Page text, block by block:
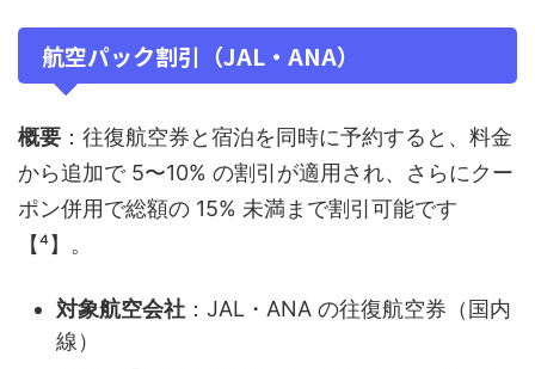
航空パック割引（JAL・ANA）
概要 ：往復航空券と宿泊を同時に予約すると、料金
から追加で 5〜10% の割引が適用され、さらにクー
ポン併用で総額の 15% 未満まで割引可能です
【⁴】。
対象航空会社 ：JAL・ANA の往復航空券（国内
線）